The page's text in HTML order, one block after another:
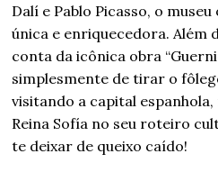
Dalí e Pablo Picasso, o
única e enriquecedora. Além
conta da icônica obra
simplesmente de tirar o
visitando a capital
Reina Sofía no seu roteiro
te deixar de queixo caído!